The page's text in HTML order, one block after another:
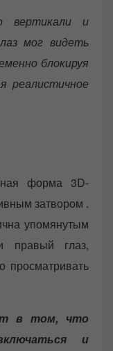
вертикали и
мог видеть
блокируя
реалистичное
форма 3D-
затвором .
упомянутым
правый глаз,
просматривать
в том, что
и